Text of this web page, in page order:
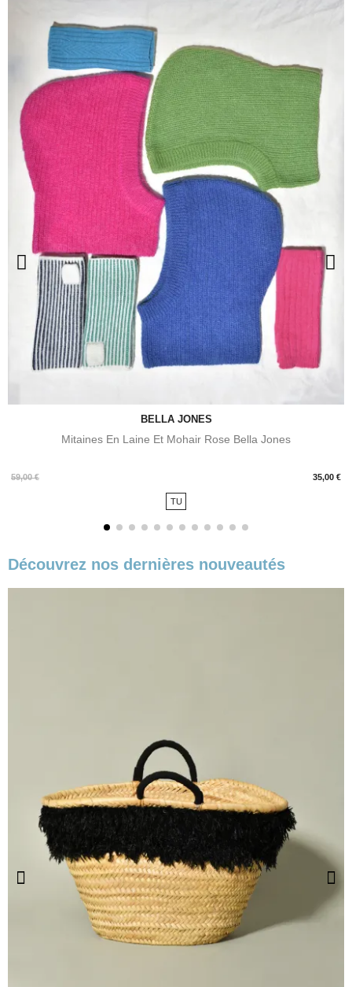
BELLA JONES
Mitaines En Laine Et Mohair Rose Bella Jones
59,00 € 35,00 €
Prix
TU
Découvrez nos dernières nouveautés